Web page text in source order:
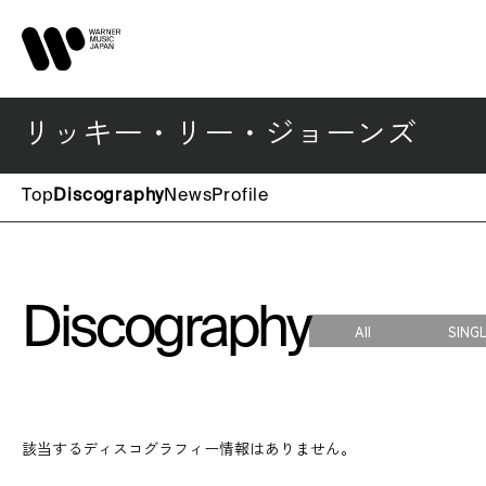
リッキー・リー・ジョーンズ
Top DiscographyNewsProfile
Discography All
該当するディスコグラフィー情報はありません。